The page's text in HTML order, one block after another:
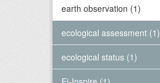
earth observation (1)
ecological assessment (1)
ecological status (1)